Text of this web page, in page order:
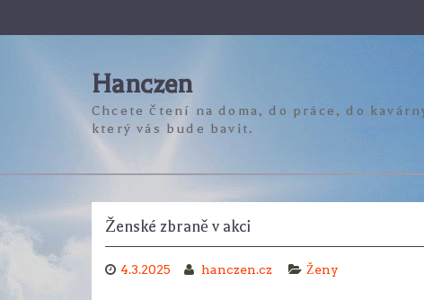
Hanczen
Chcete čtení na doma, do práce, do
který vás bude bavit.
Ženské zbraně v akci
4.3.2025 hanczen.cz Ženy